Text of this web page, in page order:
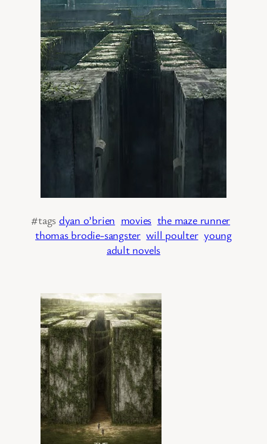
#tags dyan o’brien movies the maze runner
thomas brodie-sangster will poulter young
adult novels